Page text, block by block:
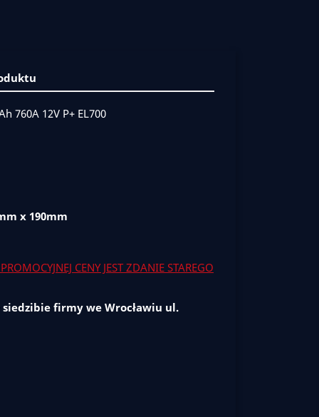
760A 12V P+ EL700
x 190mm
CENY JEST ZDANIE STAREGO
firmy we Wrocławiu ul.